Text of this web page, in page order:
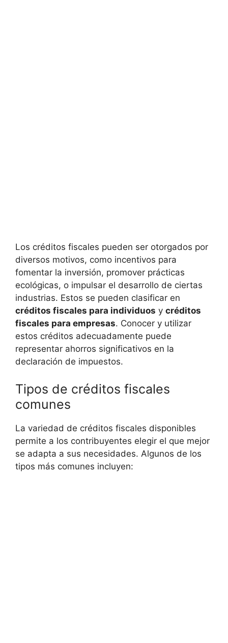
Los créditos fiscales ⁢pueden ser ⁤otorgados por⁤
diversos ⁢motivos, como incentivos para
fomentar la​ inversión, promover prácticas
ecológicas, o impulsar el desarrollo de‌ ciertas
industrias. Estos se pueden clasificar ​en
créditos fiscales para​ individuos y créditos
fiscales para⁢ empresas. Conocer y ​utilizar
estos ⁤créditos adecuadamente puede
representar ahorros significativos en la
declaración de ⁤impuestos.
Tipos de créditos fiscales
comunes
La variedad de créditos fiscales ⁢disponibles‍
permite a los contribuyentes⁤ elegir el que mejor
se adapta a sus necesidades. ⁢Algunos de los
tipos más comunes incluyen: